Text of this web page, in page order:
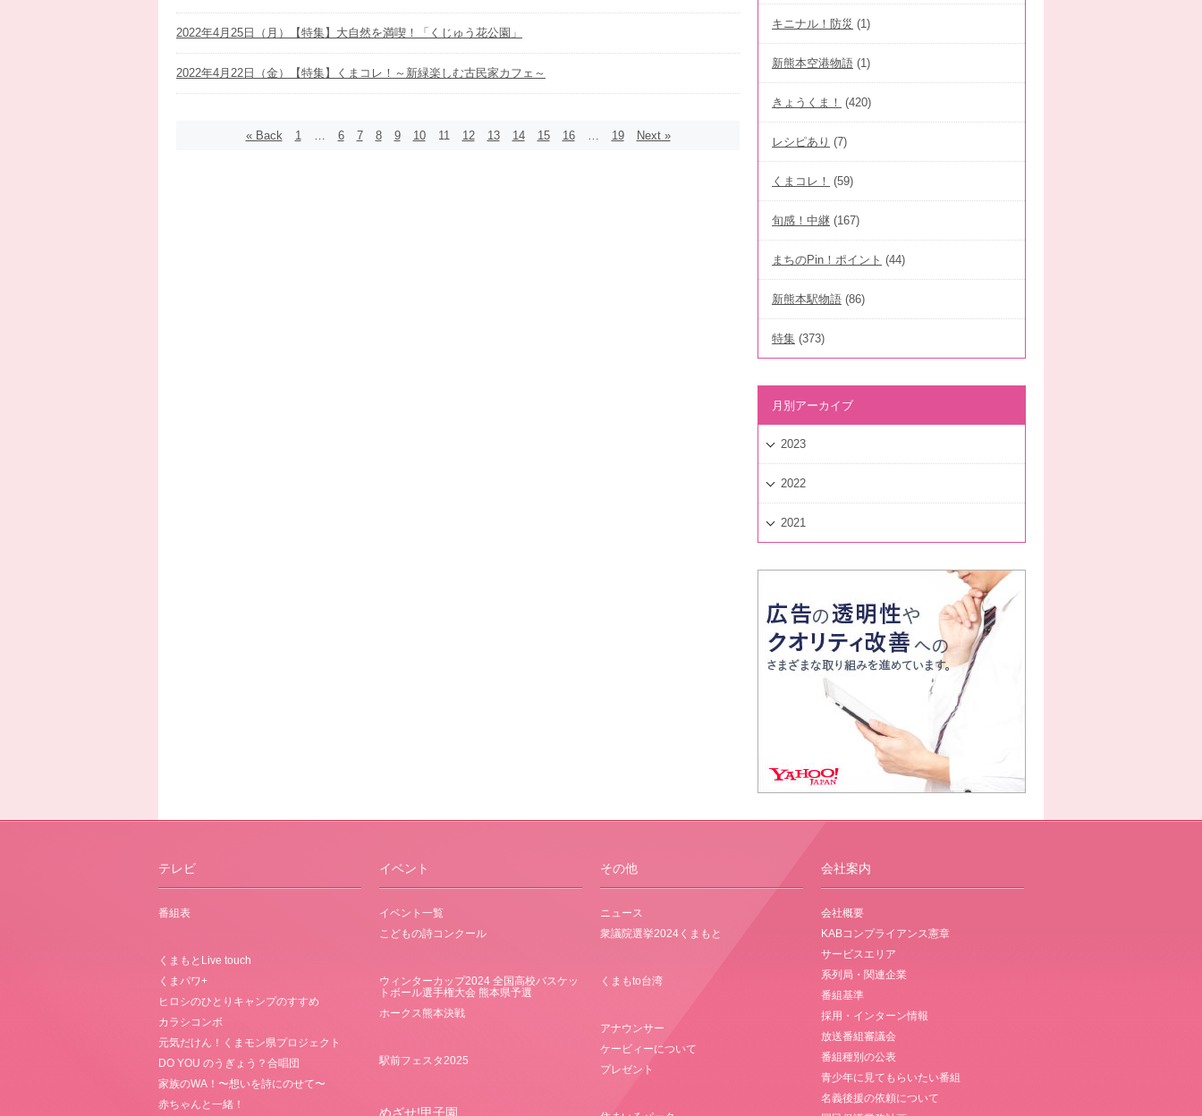
2022年4月25日（月）【特集】大自然を満喫！「くじゅう花公園」
2022年4月22日（金）【特集】くまコレ！～新緑楽しむ古民家カフェ～
« Back 1 … 6 7 8 9 10 11 12 13 14 15 16 … 19 Next »
キニナル！防災 (1)
新熊本空港物語 (1)
きょうくま！ (420)
レシピあり (7)
くまコレ！ (59)
旬感！中継 (167)
まちのPin！ポイント (44)
新熊本駅物語 (86)
特集 (373)
月別アーカイブ
2023
2022
2021
テレビ
番組表
くまもとLive touch
くまパワ+
ヒロシのひとりキャンプのすすめ
カラシコンボ
元気だけん！くまモン県プロジェクト
DO YOU のうぎょう？合唱団
家族のWA！〜想いを詩にのせて〜
赤ちゃんと一緒！
イベント
イベント一覧
こどもの詩コンクール
ウィンターカップ2024 全国高校バスケッ
トボール選手権大会 熊本県予選
ホークス熊本決戦
駅前フェスタ2025
めざせ!甲子園
その他
ニュース
衆議院選挙2024くまもと
くまもto台湾
アナウンサー
ケービィーについて
プレゼント
会社案内
会社概要
KABコンプライアンス憲章
サービスエリア
系列局・関連企業
番組基準
採用・インターン情報
放送番組審議会
番組種別の公表
青少年に見てもらいたい番組
名義後援の依頼について